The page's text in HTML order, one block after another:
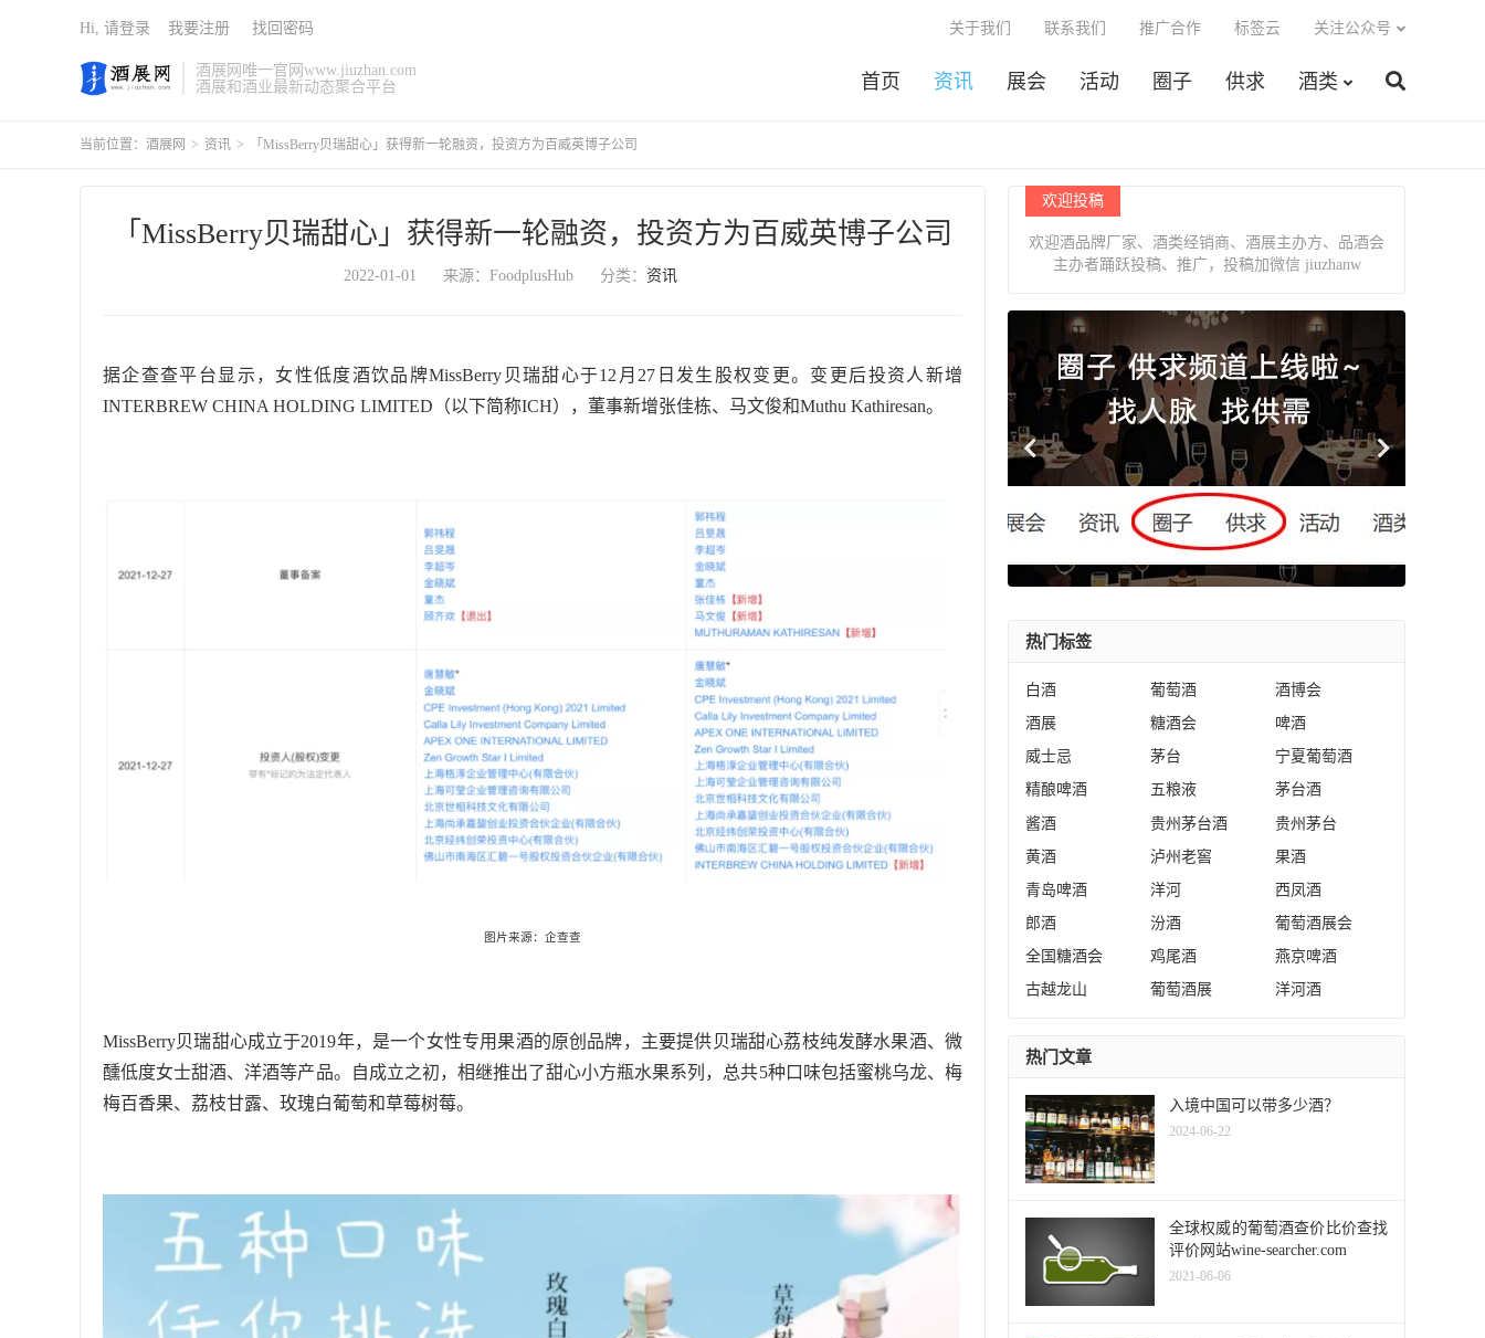
酒展网唯一官网www.jiuzhan.com
酒展和酒业最新动态聚合平台
首页 资讯 展会 活动 圈子 供求 酒类
关于我们 联系我们 推广合作 标签云 关注公众号
Hi, 请登录 我要注册 找回密码
当前位置： 酒展网 > 资讯 > 「MissBerry贝瑞甜心」获得新一轮融资，投资方为百威英博子公司
「MissBerry贝瑞甜心」获得新一轮融资，投资方为百威英博子公司
2022-01-01 来源：FoodplusHub 分类： 资讯
据企查查平台显示，女性低度酒饮品牌MissBerry贝瑞甜心于12月27日发生股权变更。变更后投资人新增
INTERBREW CHINA HOLDING LIMITED（以下简称ICH），董事新增张佳栋、马文俊和Muthu Kathiresan。
图片来源：企查查
MissBerry贝瑞甜心成立于2019年，是一个女性专用果酒的原创品牌，主要提供贝瑞甜心荔枝纯发酵水果酒、微
醺低度女士甜酒、洋酒等产品。自成立之初，相继推出了甜心小方瓶水果系列，总共5种口味包括蜜桃乌龙、梅
梅百香果、荔枝甘露、玫瑰白葡萄和草莓树莓。
欢迎投稿
欢迎酒品牌厂家、酒类经销商、酒展主办方、品酒会
主办者踊跃投稿、推广，投稿加微信 jiuzhanw
热门标签
白酒 葡萄酒 酒博会
酒展 糖酒会 啤酒
威士忌 茅台 宁夏葡萄酒
精酿啤酒 五粮液 茅台酒
酱酒 贵州茅台酒 贵州茅台
黄酒 泸州老窖 果酒
青岛啤酒 洋河 西凤酒
郎酒 汾酒 葡萄酒展会
全国糖酒会 鸡尾酒 燕京啤酒
古越龙山 葡萄酒展 洋河酒
热门文章
入境中国可以带多少酒？
2024-06-22
全球权威的葡萄酒查价比价查找
评价网站wine-searcher.com
2021-06-06